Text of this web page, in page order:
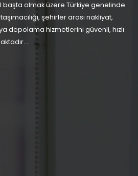
başta olmak üzere Türkiye genelinde
şehirler arası nakliyat,
depolama hizmetlerini güvenli, hızlı